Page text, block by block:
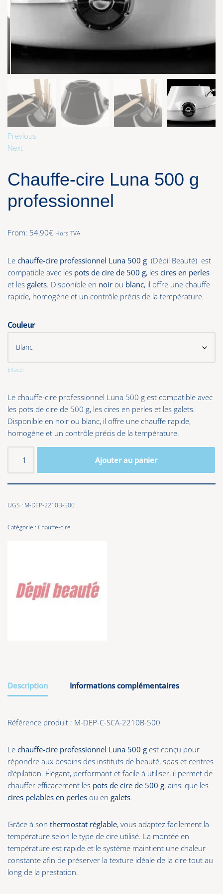
Previous
Next
Chauffe-cire Luna 500 g
professionnel
From: 54,90€ Hors TVA
Le chauffe-cire professionnel Luna 500 g (Dépil Beauté) est
compatible avec les pots de cire de 500 g, les cires en perles
et les galets. Disponible en noir ou blanc, il offre une chauffe
rapide, homogène et un contrôle précis de la température.
Couleur
Effacer
Le chauffe-cire professionnel Luna 500 g est compatible avec
les pots de cire de 500 g, les cires en perles et les galets.
Disponible en noir ou blanc, il offre une chauffe rapide,
homogène et un contrôle précis de la température.
Ajouter au panier
UGS : M-DEP-2210B-500
Catégorie : Chauffe-cire
Description Informations complémentaires
Référence produit : M-DEP-C-SCA-2210B-500
Le chauffe-cire professionnel Luna 500 g est conçu pour
répondre aux besoins des instituts de beauté, spas et centres
d’épilation. Élégant, performant et facile à utiliser, il permet de
chauffer efficacement les pots de cire de 500 g, ainsi que les
cires pelables en perles ou en galets.
Grâce à son thermostat réglable, vous adaptez facilement la
température selon le type de cire utilisé. La montée en
température est rapide et le système maintient une chaleur
constante afin de préserver la texture idéale de la cire tout au
long de la prestation.